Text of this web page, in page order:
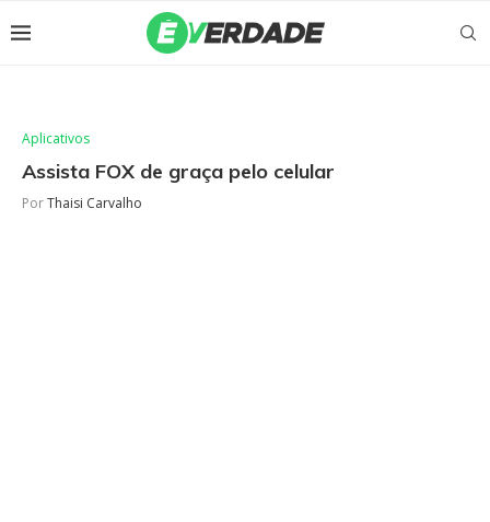
Aplicativos
Assista FOX de graça pelo celular
PorThaisi Carvalho